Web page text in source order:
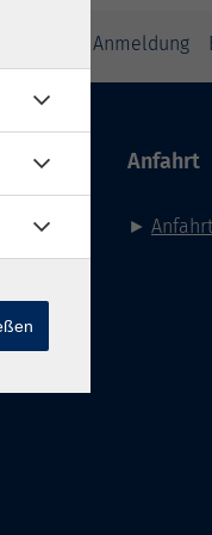
zur Anmeldung
Anfahrt
► Anfahrt